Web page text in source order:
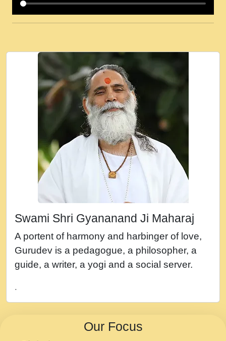
कई पकड क मर हथ र मह वदवन पहच दय! मह जन
Ki - Krishna Bhajan - New Bhajan 2020
#Ishwar Bhakti.mp3
जब से गीता ज्ञान पाया मैं बड़ी मस्ती में हूँ । 2018 -
Rishikesh - Ratan Ji Rasik.mp3
तन हल दल द सनव मड उतत सर रख क, नल रव त
गल लग जव त सर उतत हथ रख द!.mp3
तू कर प्रीतम से प्रीत, यूहीं दिन बीतते जाते हैं ।
2018 - Rishikesh - Swami Gyananand Ji
Maharaj.mp3
न म गवद गपल गद फर, पयर महन न रझद फर! shri
नह भरस रह लडडल... अपन खट करम क !!!! मह दद
सहर चरण क .....mp3
बगड नसब कसन सवर तर बगर Shri ravinandan
shastri ji maharaj.mp3
Chahe Ram Ho Chahe Shyam Ho.mp3
Swami Shri Gyananand Ji Maharaj
A portent of harmony and harbinger of love,
Gurudev is a pedagogue, a philosopher, a
guide, a writer, a yogi and a social server.
.
Our Focus